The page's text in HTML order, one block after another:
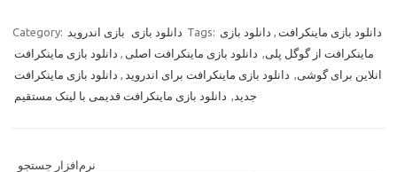
Category: دانلود بازی بازی اندروید Tags: دانلود بازی ماینکرافت , دانلود بازی
ماینکرافت از گوگل پلی, دانلود بازی ماینکرافت اصلی , دانلود بازی ماینکرافت
انلاین برای گوشی, دانلود بازی ماینکرافت برای اندروید , دانلود بازی ماینکرافت
جدید , دانلود بازی ماینکرافت قدیمی با لینک مستقیم
نرم‌افزار جستجو